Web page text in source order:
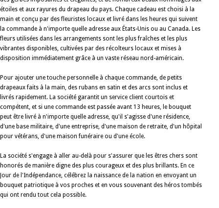
étoiles et aux rayures du drapeau du pays. Chaque cadeau est choisi à la
main et conçu par des fleuristes locaux et livré dans les heures qui suivent
la commande à n'importe quelle adresse aux États-Unis ou au Canada. Les
fleurs utilisées dans les arrangements sont les plus fraîches et les plus
vibrantes disponibles, cultivées par des récolteurs locaux et mises à
disposition immédiatement grâce à un vaste réseau nord-américain.
Pour ajouter une touche personnelle à chaque commande, de petits
drapeaux faits à la main, des rubans en satin et des arcs sont inclus et
livrés rapidement. La société garantit un service client courtois et
compétent, et si une commande est passée avant 13 heures, le bouquet
peut être livré à n'importe quelle adresse, qu'il s'agisse d'une résidence,
d'une base militaire, d'une entreprise, d'une maison de retraite, d'un hôpital
pour vétérans, d'une maison funéraire ou d'une école.
La société s'engage à aller au-delà pour s'assurer que les êtres chers sont
honorés de manière digne des plus courageux et des plus brillants. En ce
Jour de l'Indépendance, célébrez la naissance de la nation en envoyant un
bouquet patriotique à vos proches et en vous souvenant des héros tombés
qui ont rendu tout cela possible.